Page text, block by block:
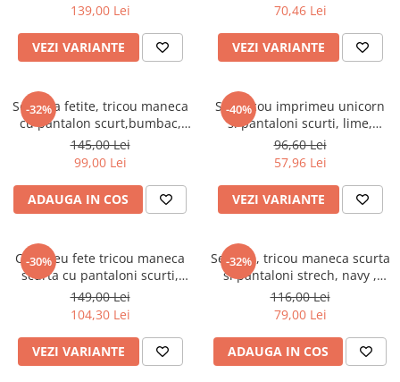
Rochite maneca lunga
Set 2/3 piese maneca lunga
Set 2/3 piese maneca scurta
Set tricou maneca scurta/Pantalon
Trening 2/3 piese primavara
Tricouri maneca lunga
139,00 Lei
VEZI VARIANTE
70,46 Lei
VEZI VARIANTE
-32%
Set vara fetite, tricou maneca
cu pantalon scurt,bumbac,
Boboli
145,00 Lei
99,00 Lei
ADAUGA IN COS
-40%
Set tricou imprimeu unicorn
si pantaloni scurti, lime,
Babybol
96,60 Lei
57,96 Lei
VEZI VARIANTE
-30%
Compleu fete tricou maneca
scurta cu pantaloni scurti,
Babybol
149,00 Lei
104,30 Lei
VEZI VARIANTE
-32%
Set fete, tricou maneca scurta
si pantaloni strech, navy ,
Babybol
116,00 Lei
79,00 Lei
ADAUGA IN COS